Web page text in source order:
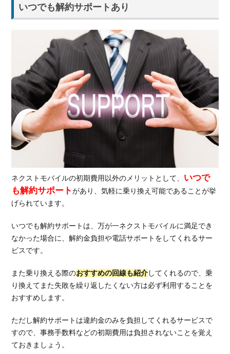
いつでも解約サポートあり
ネクストモバイルの初期費用以外のメリットとして、 いつで
も解約サポートがあり、気軽に乗り換え可能であることが挙
げられています。
いつでも解約サポートは、万が一ネクストモバイルに満足でき
なかった場合に、解約金負担や電話サポートをしてくれるサー
ビスです。
また乗り換える際のおすすめの回線も紹介してくれるので、乗
り換えてまた失敗を繰り返したくない方は必ず利用することを
おすすめします。
ただし解約サポートは違約金のみを負担してくれるサービスで
すので、事務手数料などの初期費用は負担されないことを覚え
ておきましょう。